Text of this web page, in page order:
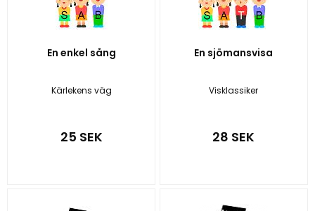
En enkel sång
Kärlekens väg
25 SEK
En sjömansvisa
Visklassiker
28 SEK